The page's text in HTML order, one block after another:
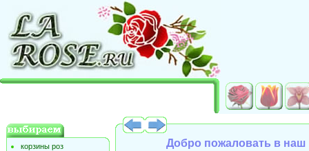
корзины роз
Добро пожаловать в наш